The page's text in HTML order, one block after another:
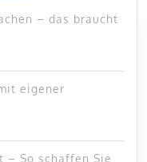
– das braucht
eigener
– So schaffen Sie